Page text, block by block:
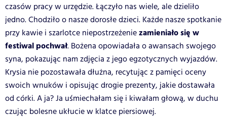
czasów pracy w urzędzie. Łączyło nas wiele, ale dzieliło
jedno. Chodziło o nasze dorosłe dzieci. Każde nasze spotkanie
przy kawie i szarlotce niepostrzeżeniezamieniało się w
festiwal pochwał. Bożena opowiadała o awansach swojego
syna, pokazując nam zdjęcia z jego egzotycznych wyjazdów.
Krysia nie pozostawała dłużna, recytując z pamięci oceny
swoich wnuków i opisując drogie prezenty, jakie dostawała
od córki. A ja? Ja uśmiechałam się i kiwałam głową, w duchu
czując bolesne ukłucie w klatce piersiowej.